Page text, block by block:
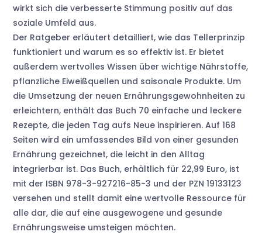
wirkt sich die verbesserte Stimmung positiv auf das
soziale Umfeld aus.
Der Ratgeber erläutert detailliert, wie das Tellerprinzip
funktioniert und warum es so effektiv ist. Er bietet
außerdem wertvolles Wissen über wichtige Nährstoffe,
pflanzliche Eiweißquellen und saisonale Produkte. Um
die Umsetzung der neuen Ernährungsgewohnheiten zu
erleichtern, enthält das Buch 70 einfache und leckere
Rezepte, die jeden Tag aufs Neue inspirieren. Auf 168
Seiten wird ein umfassendes Bild von einer gesunden
Ernährung gezeichnet, die leicht in den Alltag
integrierbar ist. Das Buch, erhältlich für 22,99 Euro, ist
mit der ISBN 978-3-927216-85-3 und der PZN 19133123
versehen und stellt damit eine wertvolle Ressource für
alle dar, die auf eine ausgewogene und gesunde
Ernährungsweise umsteigen möchten.